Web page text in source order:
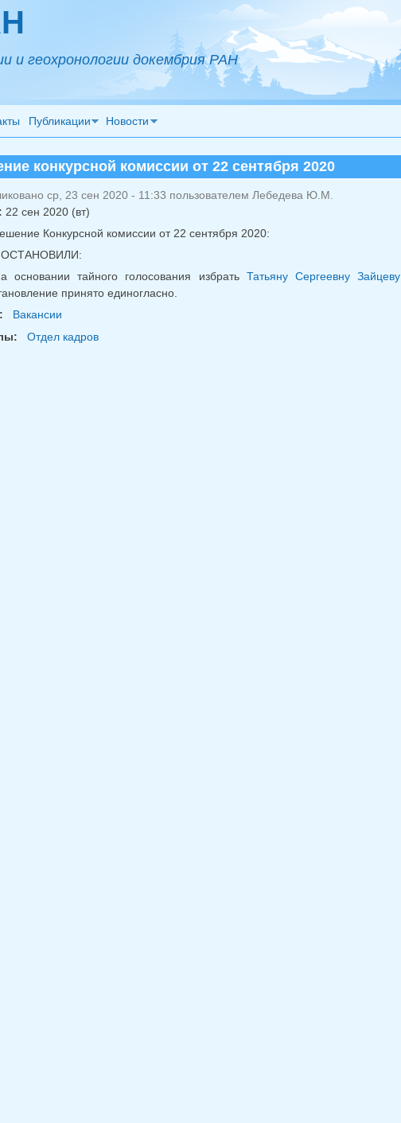
и геохронологии докембрия РАН
Публикации Новости
конкурсной комиссии от 22 сентября 2020
ср, 23 сен 2020 - 11:33 пользователем Лебедева Ю.М.
22 сен 2020 (вт)
Конкурсной комиссии от 22 сентября 2020:
основании тайного голосования избрать Татьяну Сергеевну Зайцеву
принято единогласно.
Вакансии
Отдел кадров